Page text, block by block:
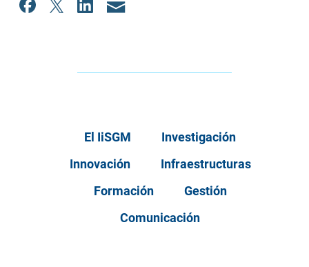
El IiSGM
Investigación
Innovación
Infraestructuras
Formación
Gestión
Comunicación